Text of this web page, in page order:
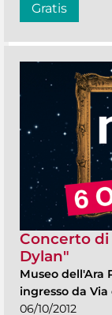
Gratis
Concerto di
Dylan"
Museo dell'Ara
ingresso da Via
06/10/2012